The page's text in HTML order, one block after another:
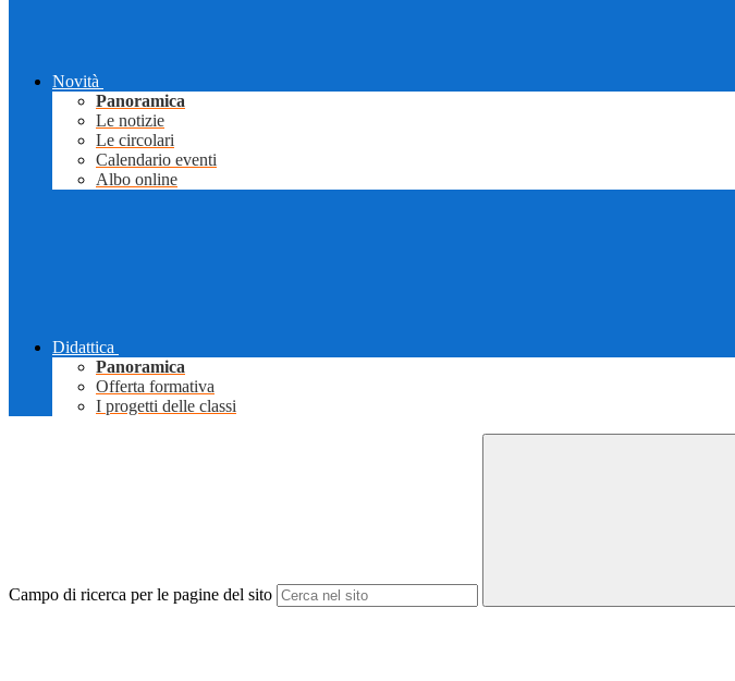
Novità
Panoramica
Le notizie
Le circolari
Calendario eventi
Albo online
Didattica
Panoramica
Offerta formativa
I progetti delle classi
Campo di ricerca per le pagine del sito